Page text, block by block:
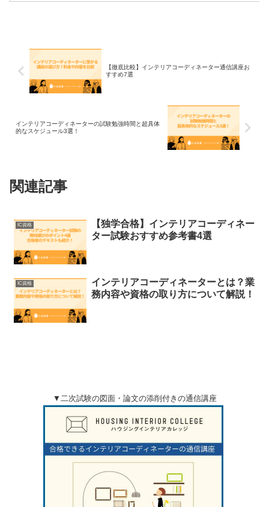
【徹底比較】インテリアコーディネーター通信講座お
すすめ7選
インテリアコーディネーターの試験勉強時間と超具体
的なスケジュール3選！
関連記事
IC資格
【独学合格】インテリアコーディネー
ター試験おすすめ参考書4選
IC資格
インテリアコーディネーターとは？業
務内容や資格の取り方について解説！
▼二次試験の図面・論文の添削付きの通信講座